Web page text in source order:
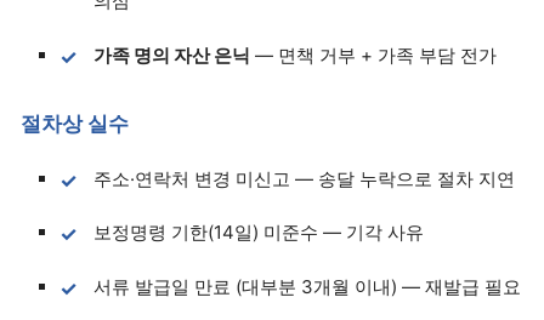
가족 명의 자산 은닉 — 면책 거부 + 가족 부담 전가
절차상 실수
주소·연락처 변경 미신고 — 송달 누락으로 절차 지연
보정명령 기한(14일) 미준수 — 기각 사유
서류 발급일 만료 (대부분 3개월 이내) — 재발급 필요